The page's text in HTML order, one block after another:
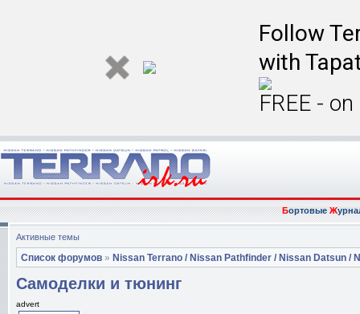
Follow
with
FREE -
БортовыеЖ
Активные темы
Список форумов » Nissan Terrano / Nissan Pathfinder / Nissan Datsun /
Самоделки и тюнинг
advert